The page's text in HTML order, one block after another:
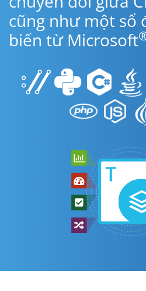
cũng như một số
biến từ Microsoft